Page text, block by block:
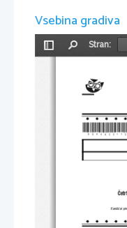
Vsebina gradiva
Preklopi
Stran:
Kandidat